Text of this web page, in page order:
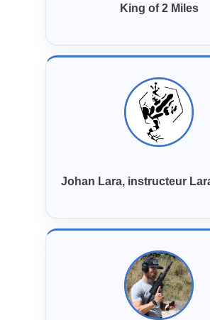
King of 2 Miles
Johan Lara, instructeur